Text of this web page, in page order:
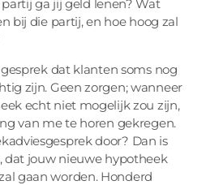
ga jij geld lenen? Wat
bij die partij, en hoe hoog zal
dat klanten soms nog
zijn. Geen zorgen; wanneer
echt niet mogelijk zou zijn,
van me te horen gekregen.
door? Dan is
dat jouw nieuwe hypotheek
gaan worden. Honderd